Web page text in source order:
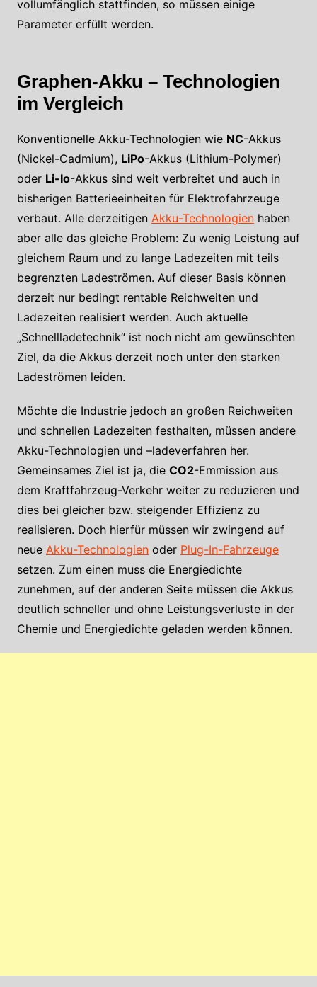
vollumfänglich stattfinden, so müssen einige
Parameter erfüllt werden.
Graphen-Akku – Technologien
im Vergleich
Konventionelle Akku-Technologien wie NC-Akkus
(Nickel-Cadmium), LiPo-Akkus (Lithium-Polymer)
oder Li-Io-Akkus sind weit verbreitet und auch in
bisherigen Batterieeinheiten für Elektrofahrzeuge
verbaut. Alle derzeitigen Akku-Technologienhaben
aber alle das gleiche Problem: Zu wenig Leistung auf
gleichem Raum und zu lange Ladezeiten mit teils
begrenzten Ladeströmen. Auf dieser Basis können
derzeit nur bedingt rentable Reichweiten und
Ladezeiten realisiert werden. Auch aktuelle
„Schnellladetechnik“ ist noch nicht am gewünschten
Ziel, da die Akkus derzeit noch unter den starken
Ladeströmen leiden.
Möchte die Industrie jedoch an großen Reichweiten
und schnellen Ladezeiten festhalten, müssen andere
Akku-Technologien und –ladeverfahren her.
Gemeinsames Ziel ist ja, die CO2-Emmission aus
dem Kraftfahrzeug-Verkehr weiter zu reduzieren und
dies bei gleicher bzw. steigender Effizienz zu
realisieren. Doch hierfür müssen wir zwingend auf
neue Akku-Technologienoder Plug-In-Fahrzeuge
setzen. Zum einen muss die Energiedichte
zunehmen, auf der anderen Seite müssen die Akkus
deutlich schneller und ohne Leistungsverluste in der
Chemie und Energiedichte geladen werden können.